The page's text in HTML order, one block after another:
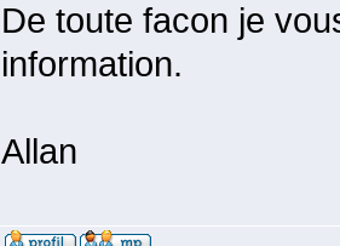
De toute facon je
information.
Allan